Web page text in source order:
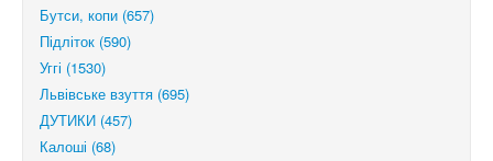
Бутси, копи (657)
Підліток (590)
Уггі (1530)
Львівське взуття (695)
ДУТИКИ (457)
Калоші (68)